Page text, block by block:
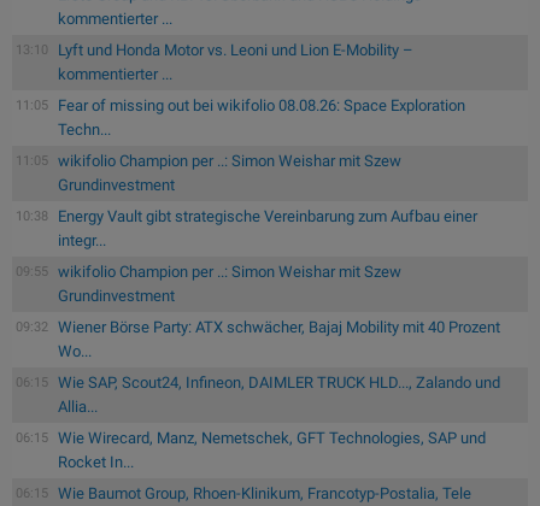
kommentierter ...
13:10
Lyft und Honda Motor vs. Leoni und Lion E-Mobility –
kommentierter ...
11:05
Fear of missing out bei wikifolio 08.08.26: Space Exploration
Techn...
11:05
wikifolio Champion per ..: Simon Weishar mit Szew
Grundinvestment
10:38
Energy Vault gibt strategische Vereinbarung zum Aufbau einer
integr...
09:55
wikifolio Champion per ..: Simon Weishar mit Szew
Grundinvestment
09:32
Wiener Börse Party: ATX schwächer, Bajaj Mobility mit 40 Prozent
Wo...
06:15
Wie SAP, Scout24, Infineon, DAIMLER TRUCK HLD..., Zalando und
Allia...
06:15
Wie Wirecard, Manz, Nemetschek, GFT Technologies, SAP und
Rocket In...
06:15
Wie Baumot Group, Rhoen-Klinikum, Francotyp-Postalia, Tele